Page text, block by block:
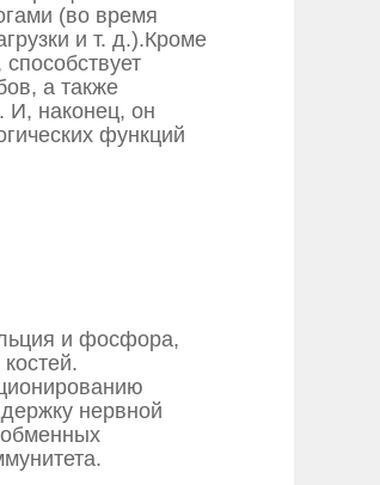
(во время
и т. д.).Кроме
способствует
а также
И, наконец, он
функций
и фосфора,
нервной